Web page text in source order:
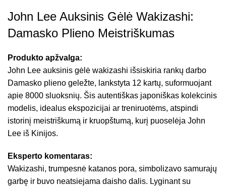
John Lee Auksinis Gėlė Wakizashi:
Damasko Plieno Meistriškumas
Produkto apžvalga:
John Lee auksinis gėlė wakizashi išsiskiria rankų darbo
Damasko plieno geležte, lankstyta 12 kartų, suformuojant
apie 8000 sluoksnių. Šis autentiškas japoniškas kolekcinis
modelis, idealus ekspozicijai ar treniruotėms, atspindi
istorinį meistriškumą ir kruopštumą, kurį puoselėja John
Lee iš Kinijos.
Eksperto komentaras:
Wakizashi, trumpesnė katanos pora, simbolizavo samurajų
garbę ir buvo neatsiejama daisho dalis. Lyginant su